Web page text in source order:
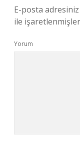
E-posta adresiniz
ile
Yorum